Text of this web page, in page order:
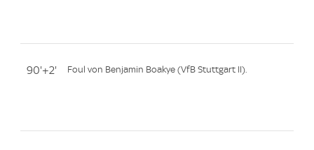
90'+2' Foul von Benjamin Boakye (VfB Stuttgart II).